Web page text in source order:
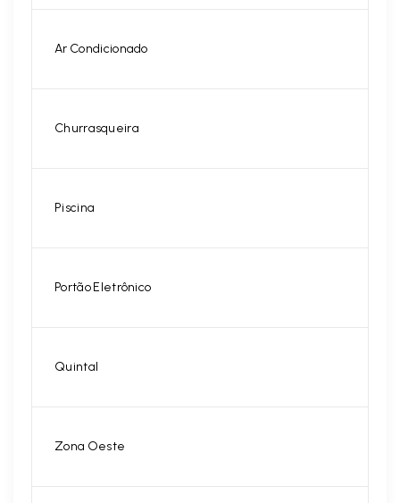
Ar Condicionado
Churrasqueira
Piscina
Portão Eletrônico
Quintal
Zona Oeste